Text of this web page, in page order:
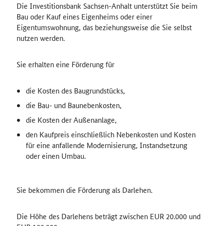
Die Investitionsbank Sachsen-Anhalt unterstützt Sie beim
Bau oder Kauf eines Eigenheims oder einer
Eigentumswohnung, das beziehungsweise die Sie selbst
nutzen werden.
Sie erhalten eine Förderung für
die Kosten des Baugrundstücks,
die Bau- und Baunebenkosten,
die Kosten der Außenanlage,
den Kaufpreis einschließlich Nebenkosten und Kosten
für eine anfallende Modernisierung, Instandsetzung
oder einen Umbau.
Sie bekommen die Förderung als Darlehen.
Die Höhe des Darlehens beträgt zwischen EUR 20.000 und